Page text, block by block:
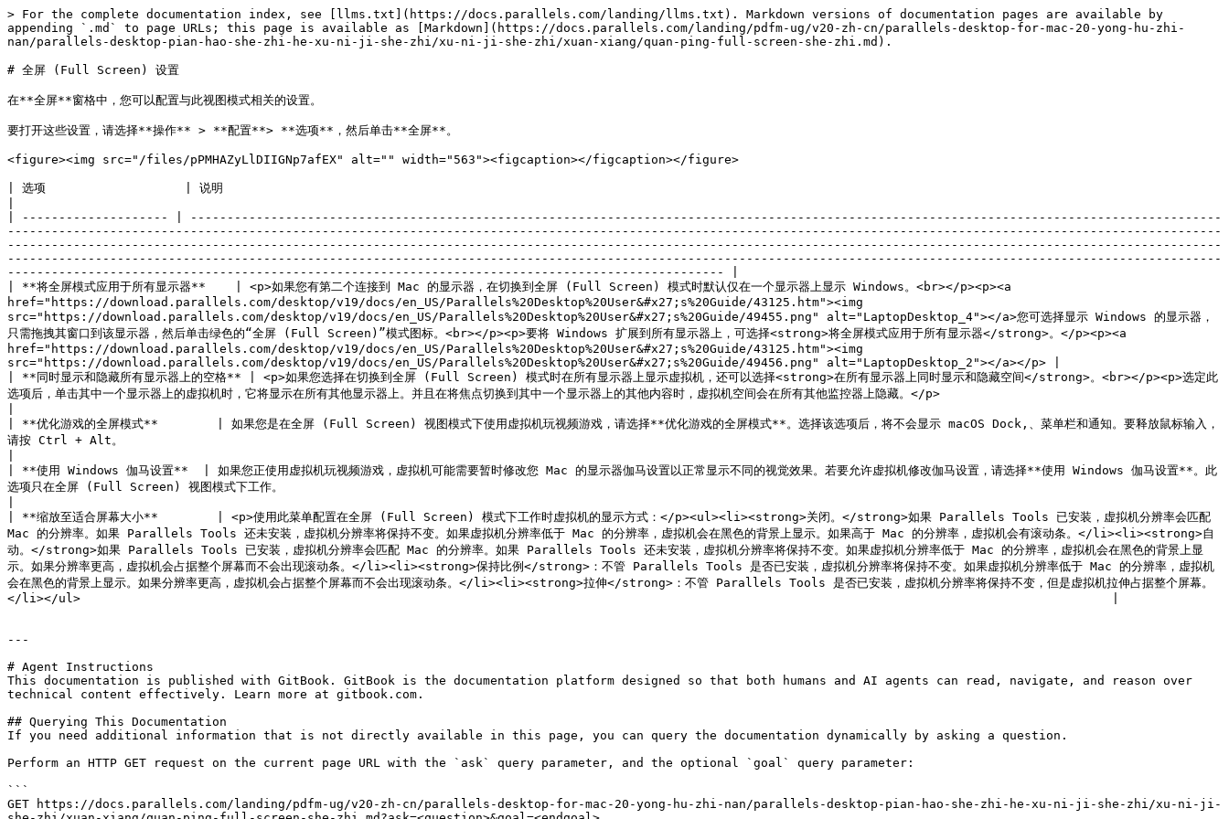
> For the complete documentation index, see [llms.txt](https://docs.parallels.com/landing/llms.txt). Markdown versions of documentation pages are available by
appending `.md` to page URLs; this page is available as [Markdown](https://docs.parallels.com/landing/pdfm-ug/v20-zh-cn/parallels-desktop-for-mac-20-yong-hu-zhi-
nan/parallels-desktop-pian-hao-she-zhi-he-xu-ni-ji-she-zhi/xu-ni-ji-she-zhi/xuan-xiang/quan-ping-full-screen-she-zhi.md).
# 全屏 (Full Screen) 设置
在**全屏**窗格中，您可以配置与此视图模式相关的设置。
要打开这些设置，请选择**操作** > **配置**> **选项**，然后单击**全屏**。
<figure><img src="/files/pPMHAZyLlDIIGNp7afEX" alt="" width="563"><figcaption></figcaption></figure>
| 选项                   | 说明
| -------------------- | ---------------------------------------------------------------------------------------------------------------------------------------------
----------------------------------------------------------------------------------------------------------------------------------------------------------------------
----------------------------------------------------------------------------------------------------------------------------------------------------------------------
----------------------------------------------------------------------------------------------------------------------------------------------------------------------
-------------------------------------------------------------------------------------------------- |
| **将全屏模式应用于所有显示器**    | <p>如果您有第二个连接到 Mac 的显示器，在切换到全屏 (Full Screen) 模式时默认仅在一个显示器上显示 Windows。<br></p><p><a
href="https://download.parallels.com/desktop/v19/docs/en_US/Parallels%20Desktop%20User&#x27;s%20Guide/43125.htm"><img
src="https://download.parallels.com/desktop/v19/docs/en_US/Parallels%20Desktop%20User&#x27;s%20Guide/49455.png" alt="LaptopDesktop_4"></a>您可选择显示 Windows 的显示器，
只需拖拽其窗口到该显示器，然后单击绿色的“全屏 (Full Screen)”模式图标。<br></p><p>要将 Windows 扩展到所有显示器上，可选择<strong>将全屏模式应用于所有显示器</strong>。</p><p><a
href="https://download.parallels.com/desktop/v19/docs/en_US/Parallels%20Desktop%20User&#x27;s%20Guide/43125.htm"><img
src="https://download.parallels.com/desktop/v19/docs/en_US/Parallels%20Desktop%20User&#x27;s%20Guide/49456.png" alt="LaptopDesktop_2"></a></p> |
| **同时显示和隐藏所有显示器上的空格** | <p>如果您选择在切换到全屏 (Full Screen) 模式时在所有显示器上显示虚拟机，还可以选择<strong>在所有显示器上同时显示和隐藏空间</strong>。<br></p><p>选定此
选项后，单击其中一个显示器上的虚拟机时，它将显示在所有其他显示器上。并且在将焦点切换到其中一个显示器上的其他内容时，虚拟机空间会在所有其他监控器上隐藏。</p>
| **优化游戏的全屏模式**        | 如果您是在全屏 (Full Screen) 视图模式下使用虚拟机玩视频游戏，请选择**优化游戏的全屏模式**。选择该选项后，将不会显示 macOS Dock,、菜单栏和通知。要释放鼠标输入，
请按 Ctrl + Alt。
| **使用 Windows 伽马设置**  | 如果您正使用虚拟机玩视频游戏，虚拟机可能需要暂时修改您 Mac 的显示器伽马设置以正常显示不同的视觉效果。若要允许虚拟机修改伽马设置，请选择**使用 Windows 伽马设置**。此
选项只在全屏 (Full Screen) 视图模式下工作。
| **缩放至适合屏幕大小**        | <p>使用此菜单配置在全屏 (Full Screen) 模式下工作时虚拟机的显示方式：</p><ul><li><strong>关闭。</strong>如果 Parallels Tools 已安装，虚拟机分辨率会匹配
Mac 的分辨率。如果 Parallels Tools 还未安装，虚拟机分辨率将保持不变。如果虚拟机分辨率低于 Mac 的分辨率，虚拟机会在黑色的背景上显示。如果高于 Mac 的分辨率，虚拟机会有滚动条。</li><li><strong>自
动。</strong>如果 Parallels Tools 已安装，虚拟机分辨率会匹配 Mac 的分辨率。如果 Parallels Tools 还未安装，虚拟机分辨率将保持不变。如果虚拟机分辨率低于 Mac 的分辨率，虚拟机会在黑色的背景上显
示。如果分辨率更高，虚拟机会占据整个屏幕而不会出现滚动条。</li><li><strong>保持比例</strong>：不管 Parallels Tools 是否已安装，虚拟机分辨率将保持不变。如果虚拟机分辨率低于 Mac 的分辨率，虚拟机
会在黑色的背景上显示。如果分辨率更高，虚拟机会占据整个屏幕而不会出现滚动条。</li><li><strong>拉伸</strong>：不管 Parallels Tools 是否已安装，虚拟机分辨率将保持不变，但是虚拟机拉伸占据整个屏幕。
</li></ul>                                                                                                                                             |
---
# Agent Instructions
This documentation is published with GitBook. GitBook is the documentation platform designed so that both humans and AI agents can read, navigate, and reason over
technical content effectively. Learn more at gitbook.com.
## Querying This Documentation
If you need additional information that is not directly available in this page, you can query the documentation dynamically by asking a question.
Perform an HTTP GET request on the current page URL with the `ask` query parameter, and the optional `goal` query parameter:
```
GET https://docs.parallels.com/landing/pdfm-ug/v20-zh-cn/parallels-desktop-for-mac-20-yong-hu-zhi-nan/parallels-desktop-pian-hao-she-zhi-he-xu-ni-ji-she-zhi/xu-ni-ji-